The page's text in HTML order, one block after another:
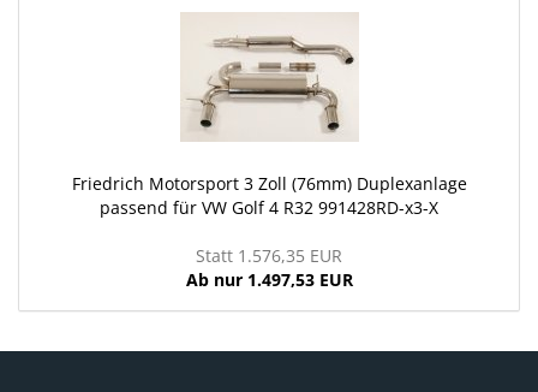
Friedrich Motorsport 3 Zoll (76mm) Duplexanlage
passend für VW Golf 4 R32 991428RD-x3-X
Statt 1.576,35 EUR
Ab nur 1.497,53 EUR